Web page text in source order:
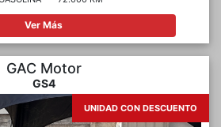
Ver Más
GAC Motor
GS4
UNIDAD CON DESCUENTO